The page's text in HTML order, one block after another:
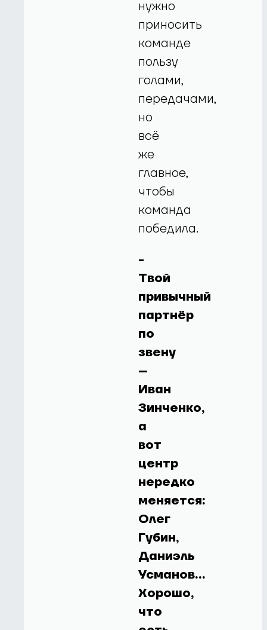
нужно
приносить
команде
пользу
голами,
передачами,
но
всё
же
главное,
чтобы
команда
победила.
-
Твой
привычный
партнёр
по
звену
–
Иван
Зинченко,
а
вот
центр
нередко
меняется:
Олег
Губин,
Даниэль
Усманов…
Хорошо,
что